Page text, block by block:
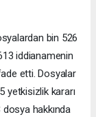
bin 526
iddianamenin
etti. Dosyalar
yetkisizlik kararı
hakkında